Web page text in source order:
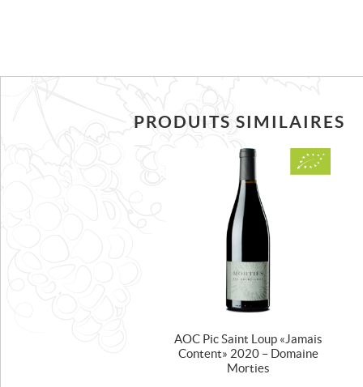
PRODUITS SIMILAIRES
AOC Pic Saint Loup « Jamais
Content » 2020 – Domaine
Morties